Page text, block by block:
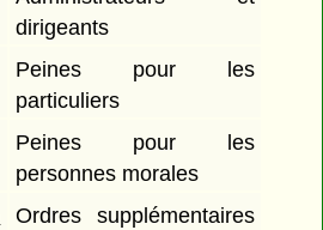
dirigeants
Peines pour les
particuliers
Peines pour les
personnes morales
Ordres supplémentaires